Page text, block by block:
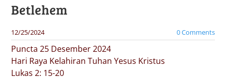
Betlehem
12/25/2024 0 Comments
Puncta 25 Desember 2024
Hari Raya Kelahiran Tuhan Yesus Kristus
Lukas 2: 15-20